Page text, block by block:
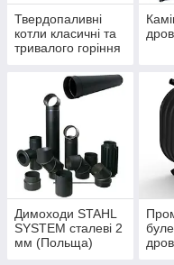
Твердопаливні
котли класичні та
тривалого горіння
Димоходи STAHL
SYSTEM сталеві 2
мм (Польща)